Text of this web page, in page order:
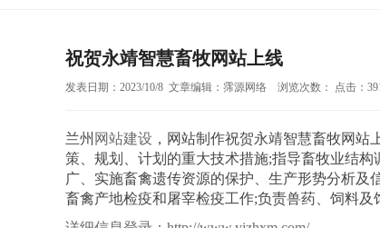
祝贺永靖智慧畜牧网站上线
发表日期：2023/10/8 文章编辑：霈源网络 浏览次数： 点击：
兰州 网站建设 ，网站制作祝贺永靖智慧畜牧网站
策、规划、计划的重大技术措施;指导畜牧业结
广、实施畜禽遗传资源的保护、生产形势分析
畜禽产地检疫和屠宰检疫工作;负责兽药、饲料及